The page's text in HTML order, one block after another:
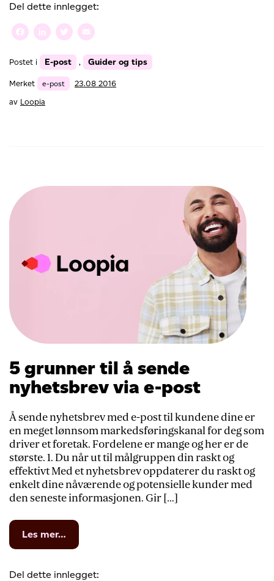
postvaner
og
masse
tid
Del dette innlegget:
Facebook
LinkedIn
Twitter
Postet i E-post , Guider og tips
Merket e-post
23.08 2016
av Loopia
5 grunner til å sende
nyhetsbrev via e-post
Å sende nyhetsbrev med e-post til kundene dine er
en meget lønnsom markedsføringskanal for deg som
driver et foretak. Fordelene er mange og her er de
største. 1. Du når ut til målgruppen din raskt og
effektivt Med et nyhetsbrev oppdaterer du raskt og
enkelt dine nåværende og potensielle kunder med
den seneste informasjonen. Gir […]
Les mer…
til
Del dette innlegget: